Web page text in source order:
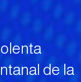
de la